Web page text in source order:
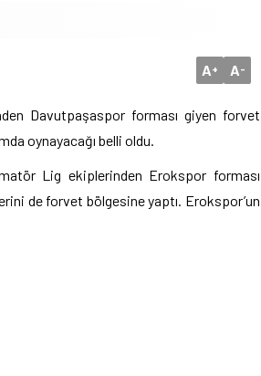
A+ A-
Davutpaşaspor forması giyen forvet
oynayacağı belli oldu.
Lig ekiplerinden Erokspor forması
de forvet bölgesine yaptı. Erokspor’un